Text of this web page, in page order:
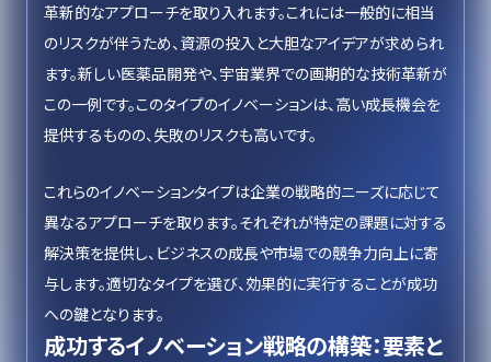
革新的なアプローチを取り入れます。これには一般的に相当
のリスクが伴うため、資源の投入と大胆なアイデアが求められ
ます。新しい医薬品開発や、宇宙業界での画期的な技術革新が
この一例です。このタイプのイノベーションは、高い成長機会を
提供するものの、失敗のリスクも高いです。
これらのイノベーションタイプは企業の戦略的ニーズに応じて
異なるアプローチを取ります。それぞれが特定の課題に対する
解決策を提供し、ビジネスの成長や市場での競争力向上に寄
与します。適切なタイプを選び、効果的に実行することが成功
への鍵となります。
成功するイノベーション戦略の構築：要素と